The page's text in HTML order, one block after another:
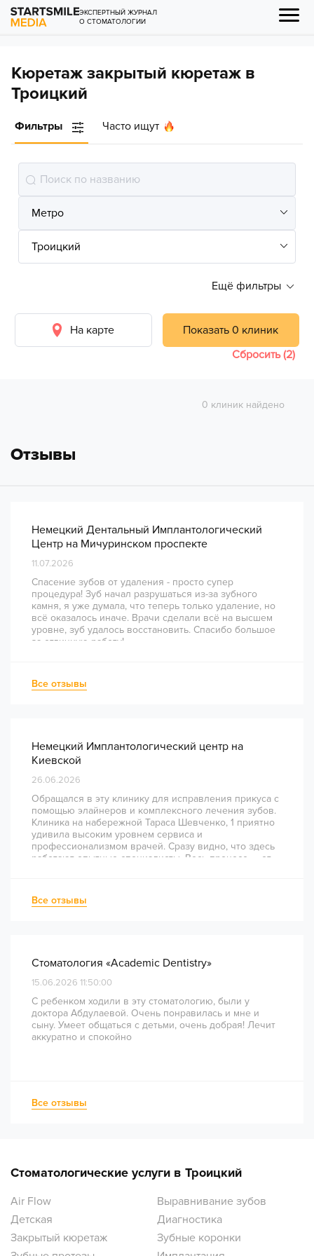
ЭКСПЕРТНЫЙ ЖУРНАЛ
О СТОМАТОЛОГИИ
Кюретаж закрытый кюретаж в
Троицкий
Фильтры Часто ищут
Ещё фильтры
На карте
Показать 0 клиник
Сбросить (2)
0 клиник найдено
Отзывы
Немецкий Дентальный Имплантологический
Центр на Мичуринском проспекте
11.07.2026
Спасение зубов от удаления - просто супер
процедура! Зуб начал разрушаться из-за зубного
камня, я уже думала, что теперь только удаление, но
всё оказалось иначе. Врачи сделали всё на высшем
уровне, зуб удалось восстановить. Спасибо большое
за отличную работу!
Все отзывы
Немецкий Имплантологический центр на
Киевской
26.06.2026
Обращался в эту клинику для исправления прикуса с
помощью элайнеров и комплексного лечения зубов.
Клиника на набережной Тараса Шевченко, 1 приятно
удивила высоким уровнем сервиса и
профессионализмом врачей. Сразу видно, что здесь
работают опытные специалисты. Весь процесс — от
непростое перелечивание каналов прошло
комфортно и безболезненно. Рекомендую всем, кто
Все отзывы
Стоматология «Academic Dentistry»
15.06.2026 11:50:00
С ребенком ходили в эту стоматологию, были у
доктора Абдулаевой. Очень понравилась и мне и
сыну. Умеет общаться с детьми, очень добрая! Лечит
аккуратно и спокойно
Все отзывы
Стоматологические услуги в Троицкий
Air Flow
Выравнивание зубов
Детская
Диагностика
Закрытый кюретаж
Зубные коронки